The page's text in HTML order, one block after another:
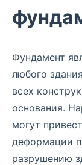
Фундамент
любого
всех
основания.
могут
деформации
разрушению